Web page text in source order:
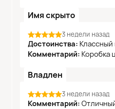
Имя скрыто
3 недели назад
Достоинства:
Комментарий: Коробка
Владлен
3 недели назад
Комментарий: